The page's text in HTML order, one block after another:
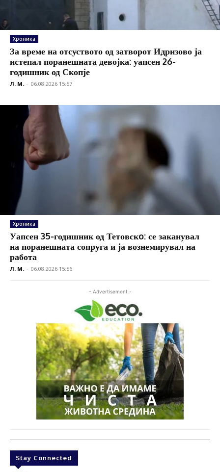
Хроника
За време на отсуството од затворот Идризово ја
истепал поранешната девојка: уапсен 26-
годишник од Скопје
Л. М. - 06.08.2026 15:57
Хроника
Уапсен 35-годишник од Тетовскo: се заканувал
на поранешната сопруга и ја вознемирувал на
работа
Л. М. - 06.08.2026 15:56
- Advertisement -
Stay Connected